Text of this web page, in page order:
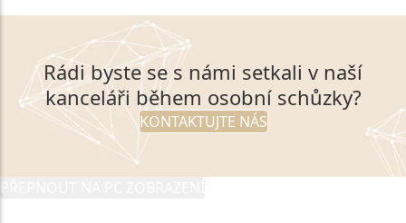
Rádi byste se s námi setkali v naší
kanceláři během osobní schůzky?
KONTAKTUJTE NÁS